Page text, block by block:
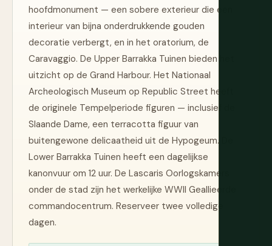
hoofdmonument — een sobere exterieur die een
interieur van bijna onderdrukkende gouden
decoratie verbergt, en in het oratorium, de
Caravaggio. De Upper Barrakka Tuinen bieden het
uitzicht op de Grand Harbour. Het Nationaal
Archeologisch Museum op Republic Street heeft
de originele Tempelperiode figuren — inclusief de
Slaande Dame, een terracotta figuur van
buitengewone delicaatheid uit de Hypogeum. De
Lower Barrakka Tuinen heeft een dagelijkse
kanonvuur om 12 uur. De Lascaris Oorlogskamers
onder de stad zijn het werkelijke WWII Geallieerde
commandocentrum. Reserveer twee volledige
dagen.